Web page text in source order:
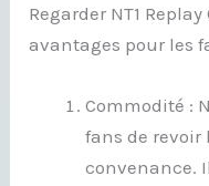
Regarder NT1
avantages pour les
Commodité :
fans de revoir
convenance.